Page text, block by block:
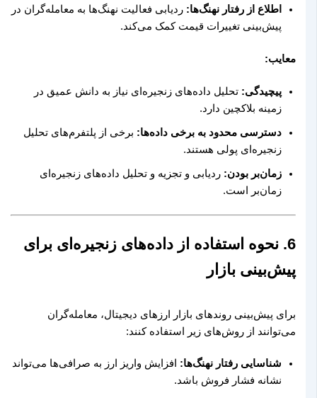
اطلاع از رفتار نهنگ‌ها:ردیابی فعالیت نهنگ‌ها به معامله‌گران در
پیش‌بینی تغییرات قیمت کمک می‌کند.
معایب:
پیچیدگی:تحلیل داده‌های زنجیره‌ای نیاز به دانش عمیق در
زمینه بلاکچین دارد.
دسترسی محدود به برخی داده‌ها:برخی از پلتفرم‌های تحلیل
زنجیره‌ای پولی هستند.
زمان‌بر بودن:ردیابی و تجزیه و تحلیل داده‌های زنجیره‌ای
زمان‌بر است.
6. نحوه استفاده از داده‌های زنجیره‌ای برای
پیش‌بینی بازار
برای پیش‌بینی روندهای بازار ارزهای دیجیتال، معامله‌گران
می‌توانند از روش‌های زیر استفاده کنند:
شناسایی رفتار نهنگ‌ها:افزایش واریز ارز به صرافی‌ها می‌تواند
نشانه فشار فروش باشد.